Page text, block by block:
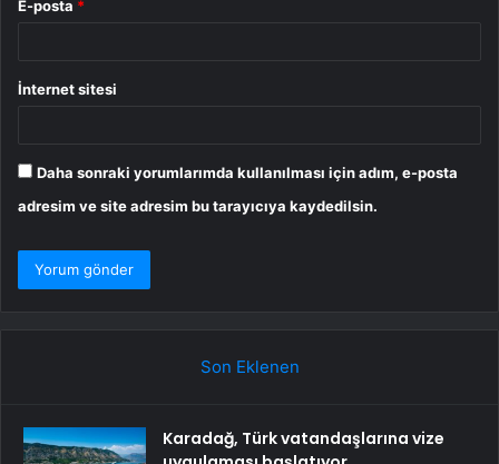
E-posta *
İnternet sitesi
Daha sonraki yorumlarımda kullanılması için adım, e-posta
adresim ve site adresim bu tarayıcıya kaydedilsin.
Son Eklenen
Karadağ, Türk vatandaşlarına vize